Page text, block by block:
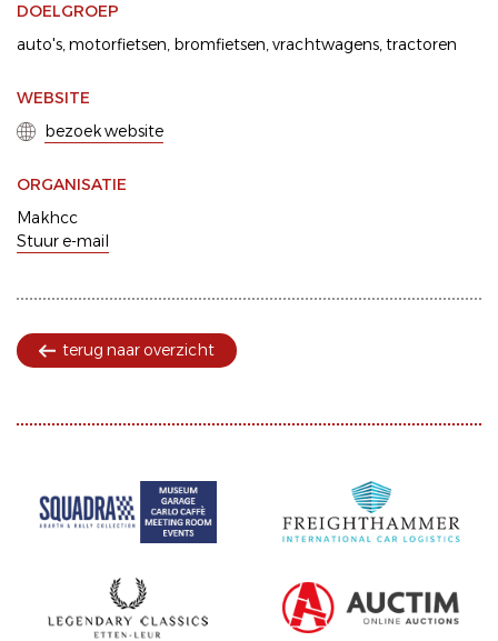
DOELGROEP
auto's motorfietsen bromfietsen vrachtwagens tractoren
WEBSITE
bezoek website
ORGANISATIE
Makhcc
Stuur e-mail
terug naar overzicht